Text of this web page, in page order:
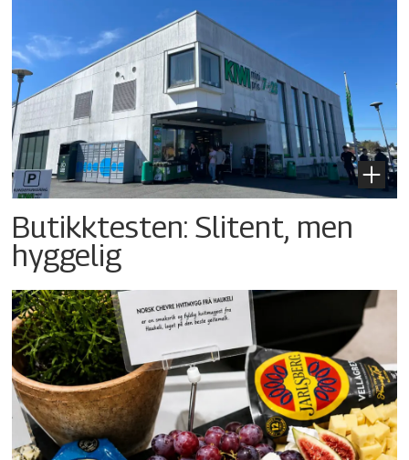
Butikktesten: Slitent, men
hyggelig